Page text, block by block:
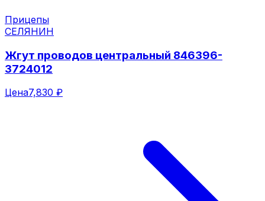
Прицепы
СЕЛЯНИН
Жгут проводов центральный 846396-
3724012
Цена7,830 ₽